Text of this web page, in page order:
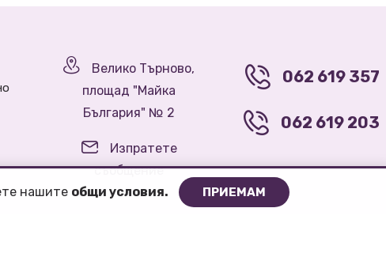
Велико Търново,
площад "Майка
България" № 2
Изпратете
съобщение
062 619 357
062 619 203
нашите oбщи условия. ПРИЕМАМ